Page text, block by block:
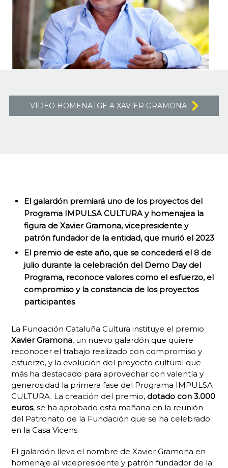
VÍDEO HOMENATGE A XAVIER GRAMONA
El galardón premiará uno de los proyectos del
Programa IMPULSA CULTURA y homenajea la
figura de Xavier Gramona, vicepresidente y
patrón fundador de la entidad, que murió el 2023
El premio de este año, que se concederá el 8 de
julio durante la celebración del Demo Day del
Programa, reconoce valores como el esfuerzo, el
compromiso y la constancia de los proyectos
participantes
La Fundación Cataluña Cultura instituye el premio
Xavier Gramona, un nuevo galardón que quiere
reconocer el trabajo realizado con compromiso y
esfuerzo, y la evolución del proyecto cultural que
más ha destacado para aprovechar con valentía y
generosidad la primera fase del Programa IMPULSA
CULTURA. La creación del premio, dotado con 3.000
euros, se ha aprobado esta mañana en la reunión
del Patronato de la Fundación que se ha celebrado
en la Casa Vicens.
El galardón lleva el nombre de Xavier Gramona en
homenaje al vicepresidente y patrón fundador de la